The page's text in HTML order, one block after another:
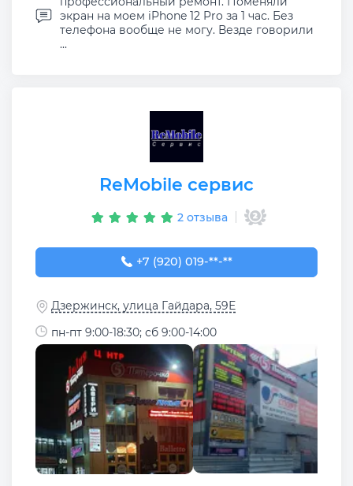
экран на моем iPhone 12 Pro за 1 час. Без
телефона вообще не могу. Везде говорили
...
ReMobile сервис
2 отзыва
+7 (920) 019-55-86
+7 (920) 019-**-**
Дзержинск, улица Гайдара, 59Е
пн-пт 9:00-18:30; сб 9:00-14:00